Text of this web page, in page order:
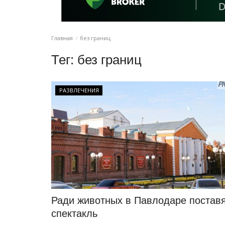
Главная без границ
Тег: без границ
РАЗВЛЕЧЕНИЯ
Ради животных в Павлодаре
спектакль